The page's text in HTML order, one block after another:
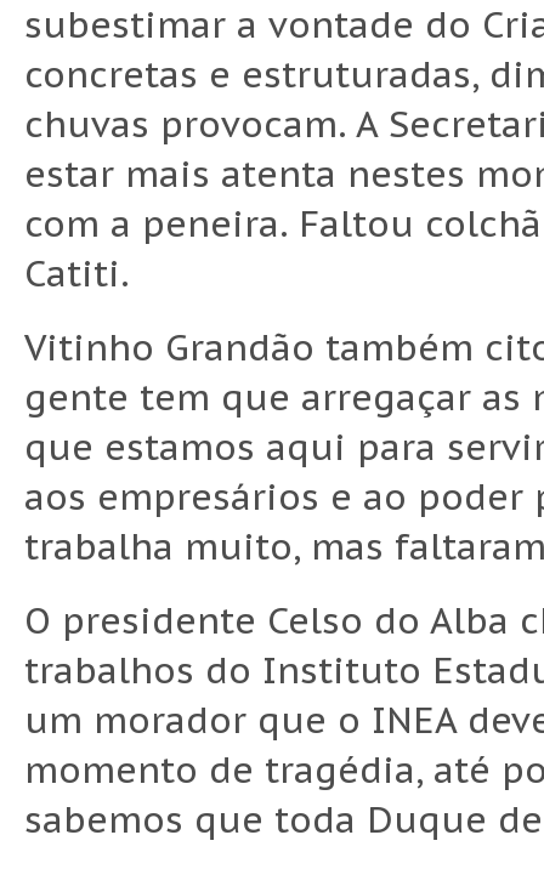
subestimar a vontade do
concretas e estruturadas,
chuvas provocam. A
estar mais atenta nestes
com a peneira. Faltou
Catiti.
Vitinho Grandão também
gente tem que arregaçar as
que estamos aqui para
aos empresários e ao
trabalha muito, mas
O presidente Celso do Alba
trabalhos do Instituto
um morador que o INEA
momento de tragédia, até
sabemos que toda Duque de